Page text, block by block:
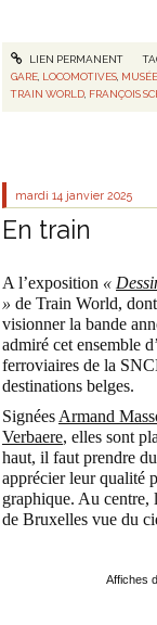
LIEN PERMANENT
GARE, LOCOMOTIVES,
TRAIN WORLD, FRANÇOIS
mardi 14 janvier 2025
En train
A l’exposition «
» de Train World,
visionner la bande
admiré cet ensemble
ferroviaires de la
destinations belges.
Signées Armand
Verbaere, elles sont
haut, il faut prendre
apprécier leur qualité
graphique. Au centre,
de Bruxelles vue du
Affiches